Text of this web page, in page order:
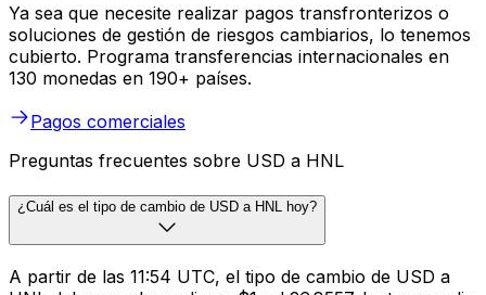
Ya sea que necesite realizar pagos transfronterizos o
soluciones de gestión de riesgos cambiarios, lo tenemos
cubierto. Programa transferencias internacionales en
130 monedas en 190+ países.
Pagos comerciales
Preguntas frecuentes sobre USD a HNL
¿Cuál es el tipo de cambio de USD a HNL hoy?
A partir de las 11:54 UTC, el tipo de cambio de USD a